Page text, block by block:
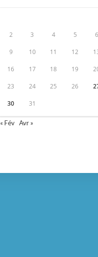
2 3 4 5 6
9 10 11 12
16 17 18 19
23 24 25 26
30 31
« Fév Avr »